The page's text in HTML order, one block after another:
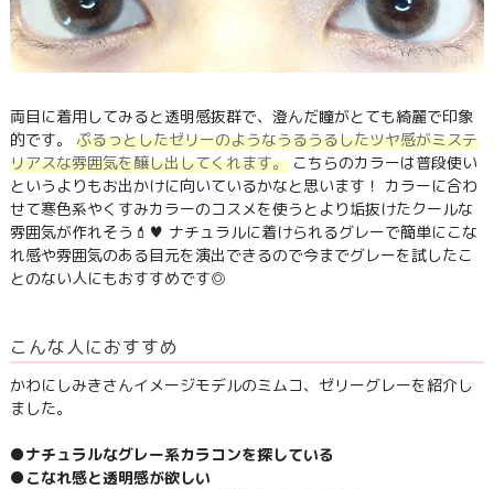
両目に着用してみると透明感抜群で、澄んだ瞳がとても綺麗で印象
的です。 ぷるっとしたゼリーのようなうるうるしたツヤ感がミステ
リアスな雰囲気を醸し出してくれます。こちらのカラーは普段使い
というよりもお出かけに向いているかなと思います！ カラーに合わ
せて寒色系やくすみカラーのコスメを使うとより垢抜けたクールな
雰囲気が作れそう💄♥ ナチュラルに着けられるグレーで簡単にこな
れ感や雰囲気のある目元を演出できるので今までグレーを試したこ
とのない人にもおすすめです◎
こんな人におすすめ
かわにしみきさんイメージモデルのミムコ、ゼリーグレーを紹介し
ました。
●ナチュラルなグレー系カラコンを探している
●こなれ感と透明感が欲しい